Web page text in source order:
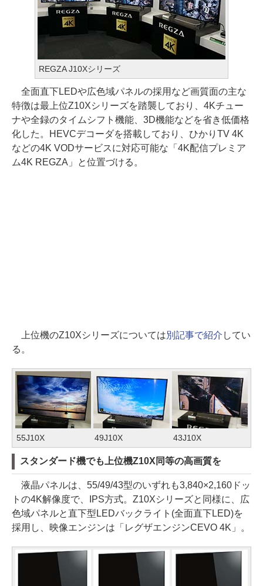
REGZA J10Xシリーズ
全面直下LEDや広色域パネルの採用など画質面の主な
特徴は最上位Z10Xシリーズを踏襲しており、4Kチュー
ナや全録のタイムシフト機能、3D機能などを省き低価格
化した。HEVCデコーダを搭載しており、ひかりTV 4K
などの4K VODサービスに対応可能な「4K配信プレミア
ム4K REGZA」と位置づける。
上位機のZ10Xシリーズについては別記事で紹介 してい
る。
55J10X 49J10X 43J10X
スタンダード機でも上位機Z10X同等の高画質を
液晶パネルは、55/49/43型のいずれも3,840×2,160ドッ
トの4K解像度で、IPS方式。Z10Xシリーズと同様に、広
色域パネルと直下型LEDバックライト(全面直下LED)を
採用し、映像エンジンは「レグザエンジンCEVO 4K」。